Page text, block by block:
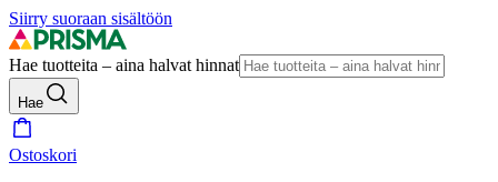
Siirry suoraan sisältöön
Hae tuotteita – aina halvat hinnat
Hae
Ostoskori